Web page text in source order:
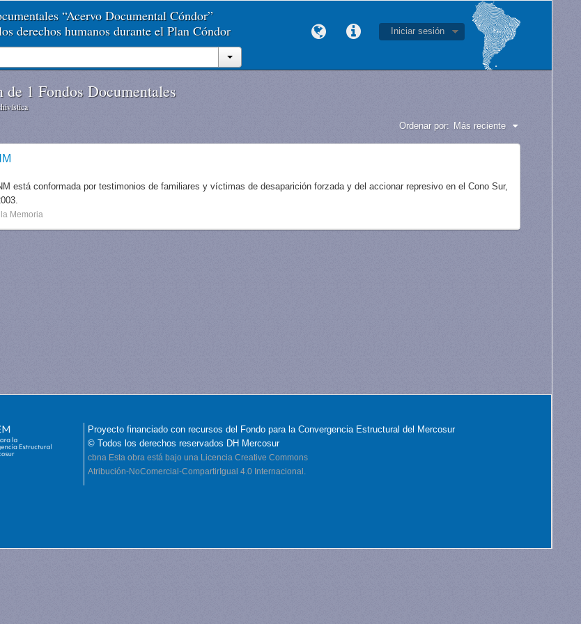
“Acervo Documental Cóndor”
derechos humanos durante el Plan Cóndor
Iniciar sesión
de 1 Fondos Documentales
Ordenar por: Más reciente
está conformada por testimonios de familiares y víctimas de desaparición forzada y del accionar represivo en el Cono Sur,
Memoria
Proyecto financiado con recursos del Fondo para la Convergencia Estructural del Mercosur
© Todos los derechos reservados DH Mercosur
cbna Esta obra está bajo una Licencia Creative Commons
Atribución-NoComercial-CompartirIgual 4.0 Internacional.